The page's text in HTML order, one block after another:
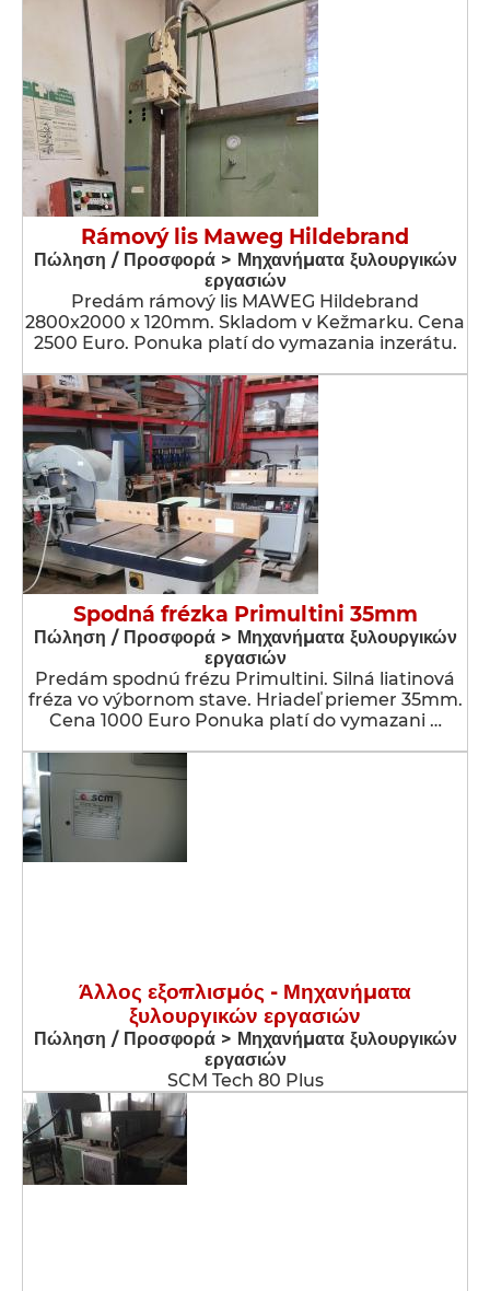
Rámový lis Maweg Hildebrand
Πώληση / Προσφορά > Μηχανήματα ξυλουργικών
εργασιών
Predám rámový lis MAWEG Hildebrand
2800x2000 x 120mm. Skladom v Kežmarku. Cena
2500 Euro. Ponuka platí do vymazania inzerátu.
Spodná frézka Primultini 35mm
Πώληση / Προσφορά > Μηχανήματα ξυλουργικών
εργασιών
Predám spodnú frézu Primultini. Silná liatinová
fréza vo výbornom stave. Hriadeľ priemer 35mm.
Cena 1000 Euro Ponuka platí do vymazani …
Άλλος εξοπλισμός - Μηχανήματα
ξυλουργικών εργασιών
Πώληση / Προσφορά > Μηχανήματα ξυλουργικών
εργασιών
SCM Tech 80 Plus